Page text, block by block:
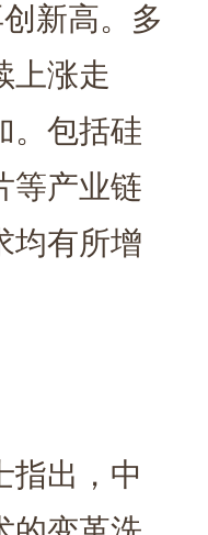
新高。多
上涨走
。包括硅
等产业链
均有所增
指出，中